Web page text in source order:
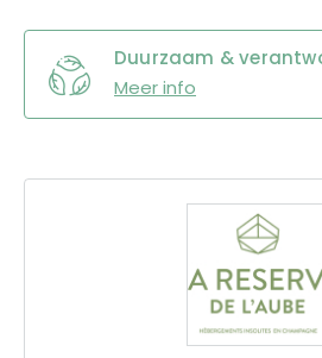
Duurzaam &
Meer info